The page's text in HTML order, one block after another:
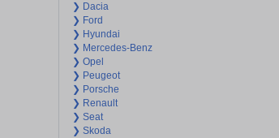
❯ Dacia
❯ Ford
❯ Hyundai
❯ Mercedes-Benz
❯ Opel
❯ Peugeot
❯ Porsche
❯ Renault
❯ Seat
❯ Skoda